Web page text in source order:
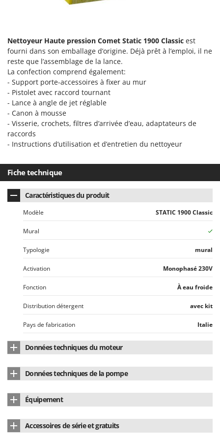
Simatech
Sirman
Skil
Smartwood
Smeg
Snapper
Solidur
Spiralmac
Spring Protezione
Spyro
Stanley
Stiga
Stocker
Sunseeker
Tecla
TecnoGen
Tellarini Pompe
Telwin
Tenco
Titania
Tre Spade
Trev - Abrek - TecnoVIR
Trotec
Nettoyeur Haute pression Comet Static 1900 Classic est
fourni dans son emballage d’origine. Déjà prêt à l’emploi, il ne
reste que l’assemblage de la lance.
La confection comprend également:
- Support porte-accessoires à fixer au mur
- Pistolet avec raccord tournant
- Lance à angle de jet réglable
- Canon à mousse
- Visserie, crochets, filtres d’arrivée d’eau, adaptateurs de
raccords
- Instructions d’utilisation et d’entretien du nettoyeur
Fiche technique
Caractéristiques du produit
Modèle STATIC 1900 Classic
Mural
Typologie mural
Activation Monophasé 230V
Fonction À eau froide
Distribution détergent avec kit
Pays de fabrication Italie
Données techniques du moteur
Moteur à induction
Vitesse de rotation
Puissance absorbée 2.9 Kw
Données techniques de la pompe
Modèle KTR
Type pompe
Équipement
Jet moussant oui
Accessoires de série et gratuits